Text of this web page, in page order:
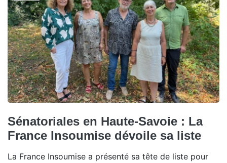
Sénatoriales en Haute-Savoie : La
France Insoumise dévoile sa liste
La France Insoumise a présenté sa tête de liste pour